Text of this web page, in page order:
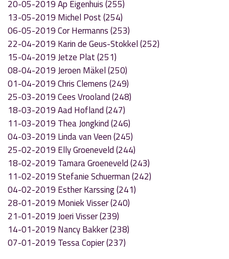
20-05-2019 Ap Eigenhuis (255)
13-05-2019 Michel Post (254)
06-05-2019 Cor Hermanns (253)
22-04-2019 Karin de Geus-Stokkel (252)
15-04-2019 Jetze Plat (251)
08-04-2019 Jeroen Mäkel (250)
01-04-2019 Chris Clemens (249)
25-03-2019 Cees Vrooland (248)
18-03-2019 Aad Hofland (247)
11-03-2019 Thea Jongkind (246)
04-03-2019 Linda van Veen (245)
25-02-2019 Elly Groeneveld (244)
18-02-2019 Tamara Groeneveld (243)
11-02-2019 Stefanie Schuerman (242)
04-02-2019 Esther Karssing (241)
28-01-2019 Moniek Visser (240)
21-01-2019 Joeri Visser (239)
14-01-2019 Nancy Bakker (238)
07-01-2019 Tessa Copier (237)